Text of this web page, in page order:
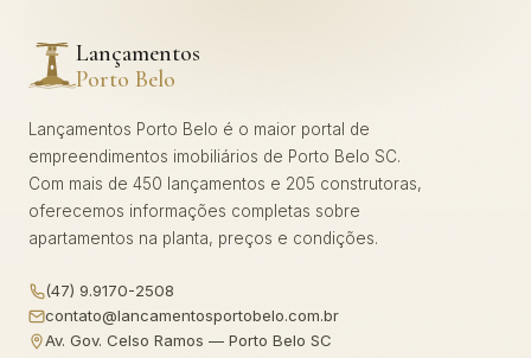
Lançamentos
Porto Belo
Lançamentos Porto Belo é o maior portal de
empreendimentos imobiliários de Porto Belo SC.
Com mais de 450 lançamentos e 205 construtoras,
oferecemos informações completas sobre
apartamentos na planta, preços e condições.
(47) 9.9170-2508
contato@lancamentosportobelo.com.br
Av. Gov. Celso Ramos — Porto Belo SC